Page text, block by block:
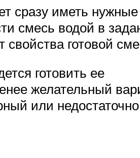
сразу иметь нужные
смесь водой в
готовой
готовить ее
желательный
или